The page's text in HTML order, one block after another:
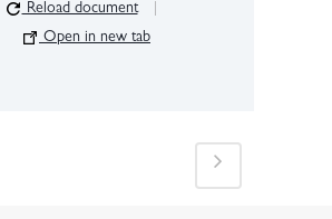
Reload document
Open in new tab